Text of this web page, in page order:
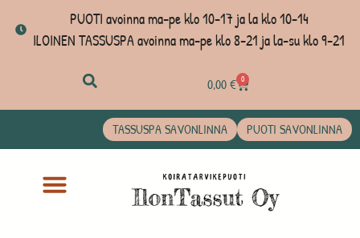
PUOTI avoinna ma-pe klo 10-17 ja la klo 10-14
ILOINEN TASSUSPA avoinna ma-pe klo 8-21 ja la-su klo 9-21
0,00€ 0
TASSUSPA SAVONLINNA PUOTI SAVONLINNA